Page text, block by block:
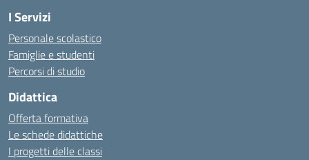
I Servizi
Personale scolastico
Famiglie e studenti
Percorsi di studio
Didattica
Offerta formativa
Le schede didattiche
I progetti delle classi